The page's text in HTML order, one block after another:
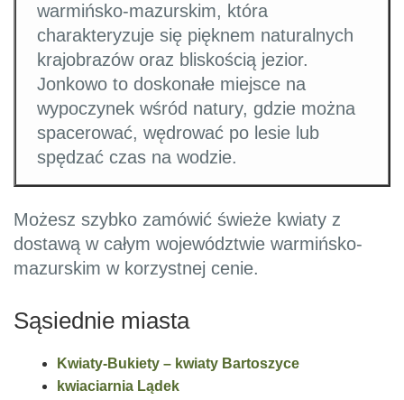
warmińsko-mazurskim, która
charakteryzuje się pięknem naturalnych
krajobrazów oraz bliskością jezior.
Jonkowo to doskonałe miejsce na
wypoczynek wśród natury, gdzie można
spacerować, wędrować po lesie lub
spędzać czas na wodzie.
Możesz szybko zamówić świeże kwiaty z
dostawą w całym województwie warmińsko-
mazurskim w korzystnej cenie.
Sąsiednie miasta
Kwiaty-Bukiety – kwiaty Bartoszyce
kwiaciarnia Lądek